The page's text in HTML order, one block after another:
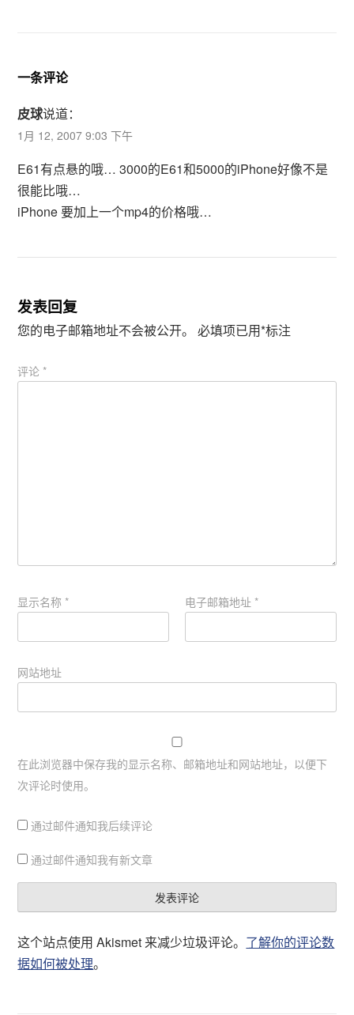
开
）
一条评论
皮球说道：
1月 12, 2007 9:03 下午
E61有点悬的哦… 3000的E61和5000的iPhone好像不是
很能比哦…
iPhone 要加上一个mp4的价格哦…
发表回复
您的电子邮箱地址不会被公开。 必填项已用*标注
评论*
显示名称* 电子邮箱地址*
网站地址
在此浏览器中保存我的显示名称、邮箱地址和网站地址，以便下
次评论时使用。
通过邮件通知我后续评论
通过邮件通知我有新文章
这个站点使用 Akismet 来减少垃圾评论。 了解你的评论数
据如何被处理。